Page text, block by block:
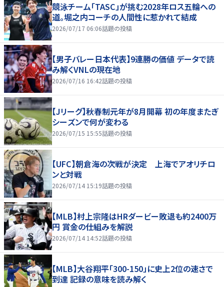
競泳チーム「TASC」が挑む2028年ロス五輪への
道。堀之内コーチの人間性に惹かれて結成
2026/07/17 06:06話題の投稿
【男子バレー日本代表】9連勝の価値 データで読
み解くVNLの現在地
2026/07/16 16:42話題の投稿
【Jリーグ】秋春制元年が8月開幕 初の年度またぎ
シーズンで何が変わる
2026/07/15 15:55話題の投稿
【UFC】朝倉海の次戦が決定 上海でアオリチロ
ンと対戦
2026/07/14 15:19話題の投稿
【MLB】村上宗隆はHRダービー敗退も約2400万
円 賞金の仕組みを解説
2026/07/14 14:52話題の投稿
【MLB】大谷翔平「300-150」に史上2位の速さで
到達 記録の意味を読み解く